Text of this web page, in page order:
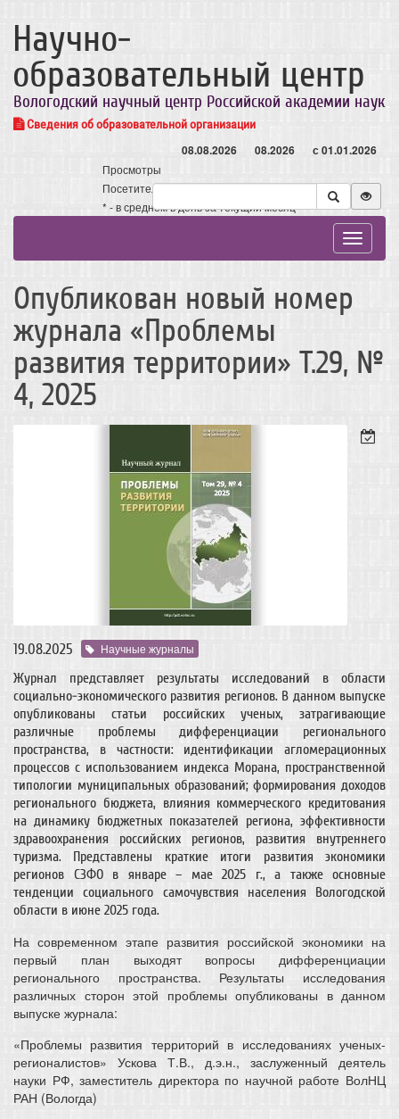
Научно-
образовательный центр
Вологодский научный центр Российской академии наук
Сведения об образовательной организации
08.08.2026 08.2026 с 01.01.2026
Просмотры
Посетители
* - в среднем в день за текущий месяц
Toggle
Опубликован новый номер
журнала «Проблемы
развития территории» Т.29, №
4, 2025
19.08.2025 Научные журналы
Журнал представляет результаты исследований в области
социально-экономического развития регионов. В данном выпуске
опубликованы статьи российских ученых, затрагивающие
различные проблемы дифференциации регионального
пространства, в частности: идентификации агломерационных
процессов с использованием индекса Морана, пространственной
типологии муниципальных образований; формирования доходов
регионального бюджета, влияния коммерческого кредитования
на динамику бюджетных показателей региона, эффективности
здравоохранения российских регионов, развития внутреннего
туризма. Представлены краткие итоги развития экономики
регионов СЗФО в январе – мае 2025 г., а также основные
тенденции социального самочувствия населения Вологодской
области в июне 2025 года.
На современном этапе развития российской экономики на
первый план выходят вопросы дифференциации
регионального пространства. Результаты исследования
различных сторон этой проблемы опубликованы в данном
выпуске журнала:
«Проблемы развития территорий в исследованиях ученых-
регионалистов» Ускова Т.В., д.э.н., заслуженный деятель
науки РФ, заместитель директора по научной работе ВолНЦ
РАН (Вологда)